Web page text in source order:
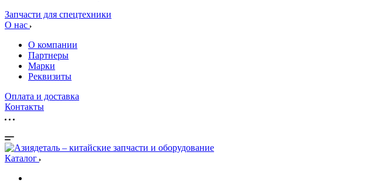
Запчасти для спецтехники
О нас
О компании
Партнеры
Марки
Реквизиты
Оплата и доставка
Контакты
Каталог